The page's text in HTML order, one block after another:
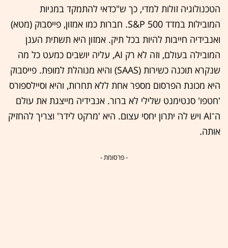
הטכנולוגיה זולות למדי, כך ש"כדאי להתמקד במניות
המובילות במדד S&P 500. חברות כמו אמזון, פייסבוק (מטא)
ואנבידיה חייבות להיות בכל תיק. אמזון היא תשתית הענן
המובילה בעולם, וזה לא רק AI, עליה יושבים כמעט כל מה
שנקרא תוכנה כשירות (SAAS) והיא מנוהלת למופת. פייסבוק
היא מכונת הפרסום מספר אחת ללא תחרות, והיא וסיילספורס
'חטפו' סנטימנט שלילי לא ברור. אנבידיה מייצגת את עולם
ה־AI ויש לה יתרון יחסי עצום. היא 'מרקט לידר' וצריך להחזיק
אותה.
- פרסומת -